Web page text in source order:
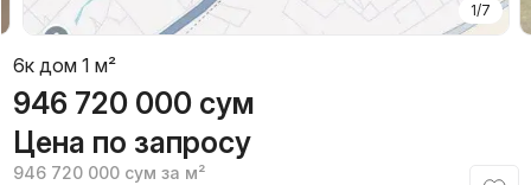
1/7
6к дом 1 м²
946 720 000 сум
Цена по запросу
946 720 000 сум за м²